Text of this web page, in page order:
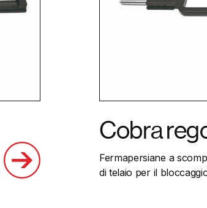
Cobra
Fermapersiane a
di telaio per il